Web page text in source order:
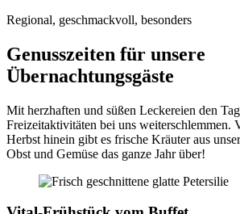
Regional, geschmackvoll, besonders
Genusszeiten für unsere
Übernachtungsgäste
Mit herzhaften und süßen Leckereien den
Freizeitaktivitäten bei uns weiterschlemmen.
Herbst hinein gibt es frische Kräuter aus
Obst und Gemüse das ganze Jahr über!